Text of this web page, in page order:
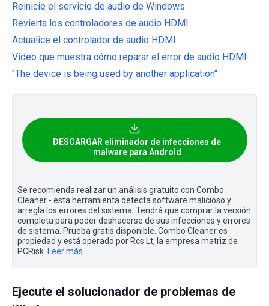
Reinicie el servicio de audio de Windows
Revierta los controladores de audio HDMI
Actualice el controlador de audio HDMI
Video que muestra cómo reparar el error de audio HDMI
"The device is being used by another application"
DESCARGAR eliminador de infecciones de
malware para Android
Se recomienda realizar un análisis gratuito con Combo
Cleaner - esta herramienta detecta software malicioso y
arregla los errores del sistema. Tendrá que comprar la versión
completa para poder deshacerse de sus infecciones y errores
de sistema. Prueba gratis disponible. Combo Cleaner es
propiedad y está operado por Rcs Lt, la empresa matriz de
PCRisk.
Leer más
Ejecute el solucionador de problemas de